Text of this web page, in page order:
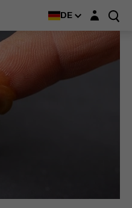
DE Login-Maske